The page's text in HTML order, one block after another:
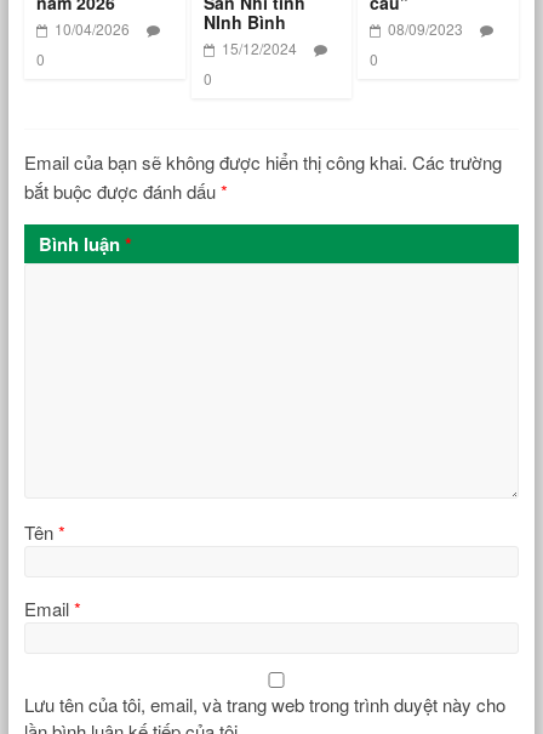
10/04/2026
0
NInh Bình
15/12/2024
0
08/09/2023
0
Email của bạn sẽ không được hiển thị công khai. Các trường
bắt buộc được đánh dấu*
Bình luận*
Tên*
Email*
Lưu tên của tôi, email, và trang web trong trình duyệt này cho